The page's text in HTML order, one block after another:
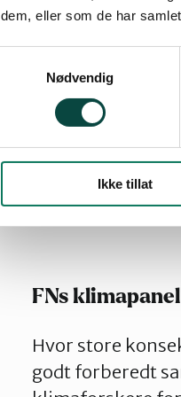
dem, eller som de har
Nødvendig
Ikke tillat
Klimaendringer
indirekte.På
somtørke
varmere
klimapanel
tilmillioner av
FNs klimapanel
Hvor store
godt forberedt